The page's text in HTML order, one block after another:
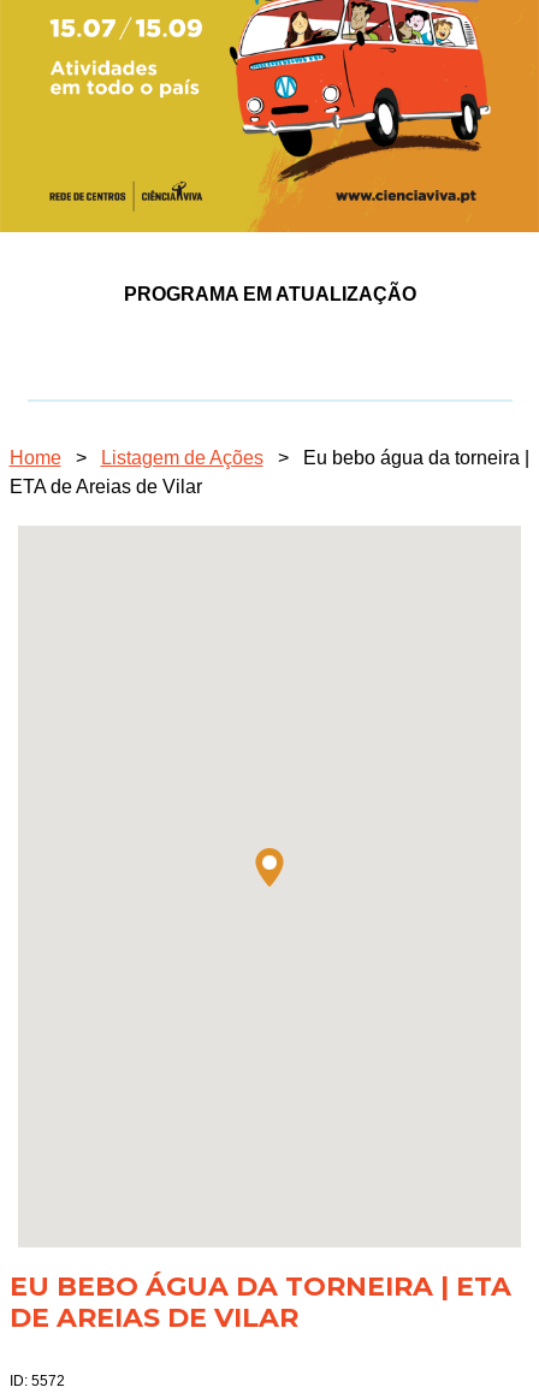
PROGRAMA EM ATUALIZAÇÃO
Home > Listagem de Ações >
Eu bebo água da torneira |
ETA de Areias de Vilar
EU BEBO ÁGUA DA TORNEIRA | ETA
DE AREIAS DE VILAR
ID: 5572